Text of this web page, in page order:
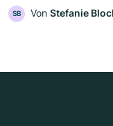
SB Von Stefanie